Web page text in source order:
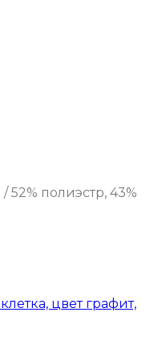
/ 52% полиэстр, 43%